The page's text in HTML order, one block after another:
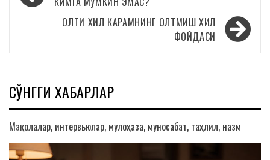
по
записямОЛТИ ХИЛ КАРАМНИНГ ОЛТМИШ ХИЛ
ФОЙДАСИ
СЎНГГИ ХАБАРЛАР
Мақолалар, интервьюлар, мулоҳаза, муносабат, таҳлил, назм